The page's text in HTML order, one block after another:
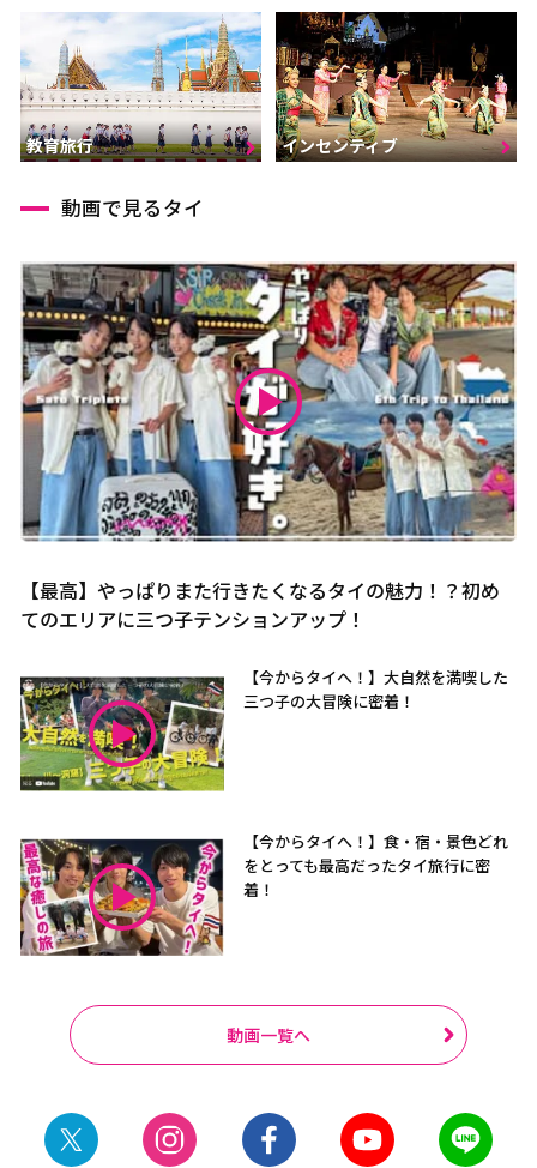
教育旅行 インセンティブ
動画で見るタイ
【最高】やっぱりまた行きたくなるタイの魅力！？初め
てのエリアに三つ子テンションアップ！
【今からタイへ！】大自然を満喫した
三つ子の大冒険に密着！
【今からタイへ！】食・宿・景色どれ
をとっても最高だったタイ旅行に密
着！
動画一覧へ